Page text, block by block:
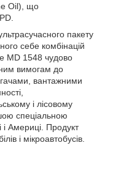
Oil), що
пакету
себе комбінацій
MD 1548 чудово
вимогам до
вантажними
і лісовому
спеціальною
і Америці. Продукт
і мікроавтобусів.